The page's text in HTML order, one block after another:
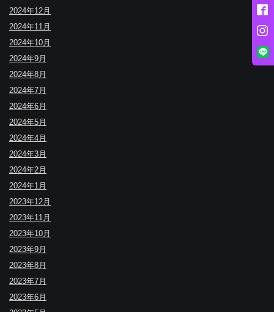
2024年12月
2024年11月
2024年10月
2024年9月
2024年8月
2024年7月
2024年6月
2024年5月
2024年4月
2024年3月
2024年2月
2024年1月
2023年12月
2023年11月
2023年10月
2023年9月
2023年8月
2023年7月
2023年6月